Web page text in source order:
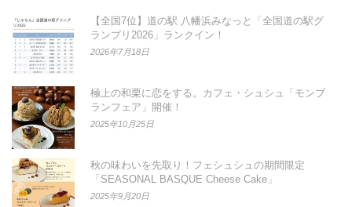
【全国7位】道の駅 八幡浜みなっと「全国道の駅グ
ランプリ2026」ランクイン！
2026年7月18日
極上の和栗に恋をする。カフェ・シュシュ「モンブ
ランフェア」開催！
2025年10月25日
秋の味わいを先取り！フェシュシュの期間限定
「SEASONAL BASQUE Cheese Cake」
2025年9月20日